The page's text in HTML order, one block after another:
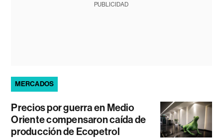
PUBLICIDAD
MERCADOS
Precios por guerra en Medio
Oriente compensaron caída de
producción de Ecopetrol